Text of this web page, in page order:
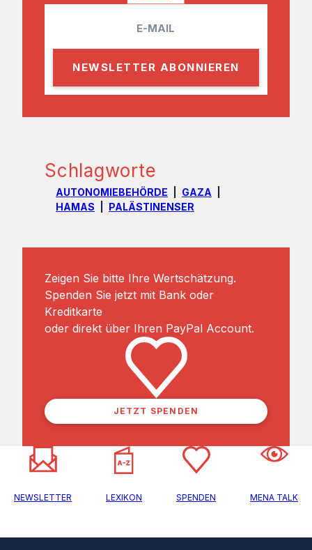
l
Schlagworte
AUTONOMIEBEHÖRDE
GAZA
HAMAS
PALÄSTINENSER
Zeigen Sie bitte Ihre Wertschätzung.
Spenden Sie jetzt mit Bank oder
Kreditkarte
oder direkt über Ihren PayPal Account.
JETZT SPENDEN
NEWSLETTER LEXIKON SPENDEN MENA TALK